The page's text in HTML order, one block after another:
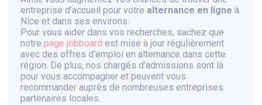
entreprise d’accueil pour votre alternance en ligne à
Nice et dans ses environs.
Pour vous aider dans vos recherches, sachez que
notre page jobboard est mise à jour régulièrement
avec des offres d’emploi en alternance dans cette
région. De plus, nos chargés d’admissions sont là
pour vous accompagner et peuvent vous
recommander auprès de nombreuses entreprises
partenaires locales.